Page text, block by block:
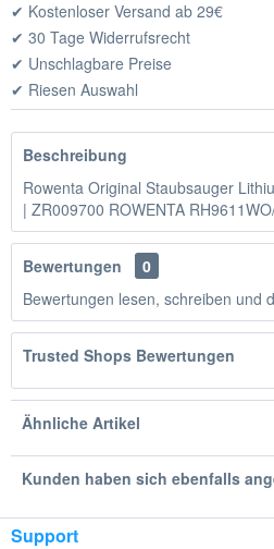
✔ Kostenloser Versand ab 29€
✔ 30 Tage Widerrufsrecht
✔ Unschlagbare Preise
✔ Riesen Auswahl
Beschreibung
Rowenta Original Staubsauger
| ZR009700 ROWENTA
Bewertungen
0
Bewertungen lesen, schreiben und
Trusted Shops Bewertungen
Ähnliche Artikel
Kunden haben sich ebenfalls
Support